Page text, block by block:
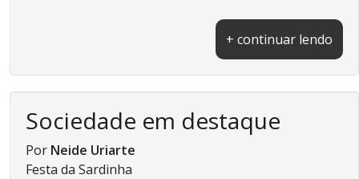
+ continuar lendo
Sociedade em destaque
Por Neide Uriarte
Festa da Sardinha